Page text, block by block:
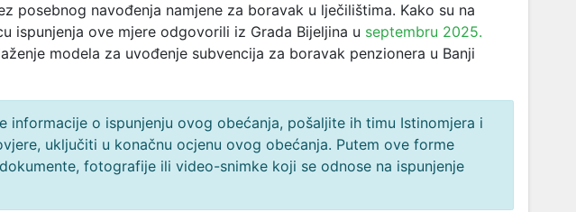
posebnog navođenja namjene za boravak u lječilištima. Kako su na
ispunjenja ove mjere odgovorili iz Grada Bijeljina u septembru 2025.
modela za uvođenje subvencija za boravak penzionera u Banji
informacije o ispunjenju ovog obećanja, pošaljite ih timu Istinomjera i
uključiti u konačnu ocjenu ovog obećanja. Putem ove forme
fotografije ili video-snimke koji se odnose na ispunjenje